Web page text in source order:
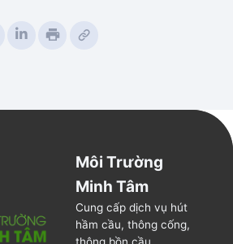
Môi Trường
Minh Tâm
Cung cấp dịch vụ hút
hầm cầu, thông cống,
thông bồn cầu